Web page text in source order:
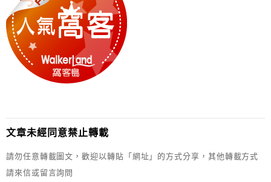
文章未經同意禁止轉載
請勿任意轉載圖文，歡迎以轉貼「網址」的方式分享，其他轉載方式
請來信或留言詢問